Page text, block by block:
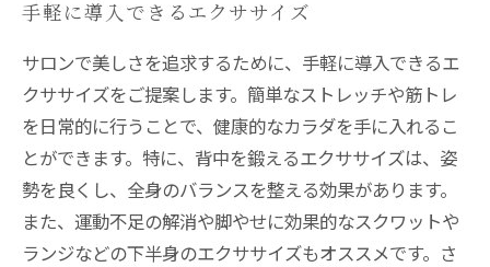
手軽に導入できるエクササイズ
サロンで美しさを追求するために、手軽に導入できるエ
クササイズをご提案します。簡単なストレッチや筋トレ
を日常的に行うことで、健康的なカラダを手に入れるこ
とができます。特に、背中を鍛えるエクササイズは、姿
勢を良くし、全身のバランスを整える効果があります。
また、運動不足の解消や脚やせに効果的なスクワットや
ランジなどの下半身のエクササイズもオススメです。さ